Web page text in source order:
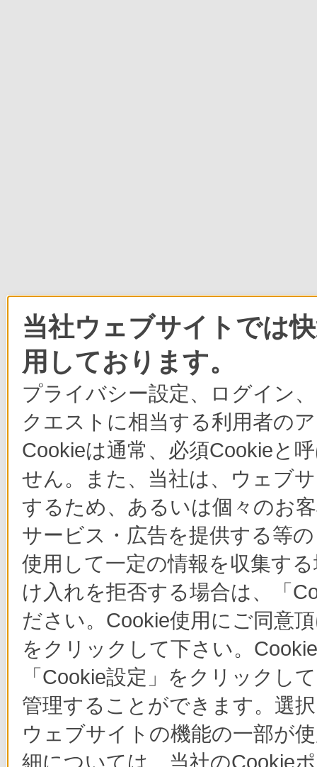
当社ウェブサイトでは
用しております。
プライバシー設定、ログイン
クエストに相当する利用者の
Cookieは通常、必須Cookieと
せん。また、当社は、ウェブ
するため、あるいは個々のお
サービス・広告を提供する等
使用して一定の情報を収集す
け入れを拒否する場合は、「
ださい。Cookie使用にご同意
をクリックして下さい。
「Cookie設定」をクリックし
管理することができます。選
ウェブサイトの機能の一部が
細については、当社のCookie